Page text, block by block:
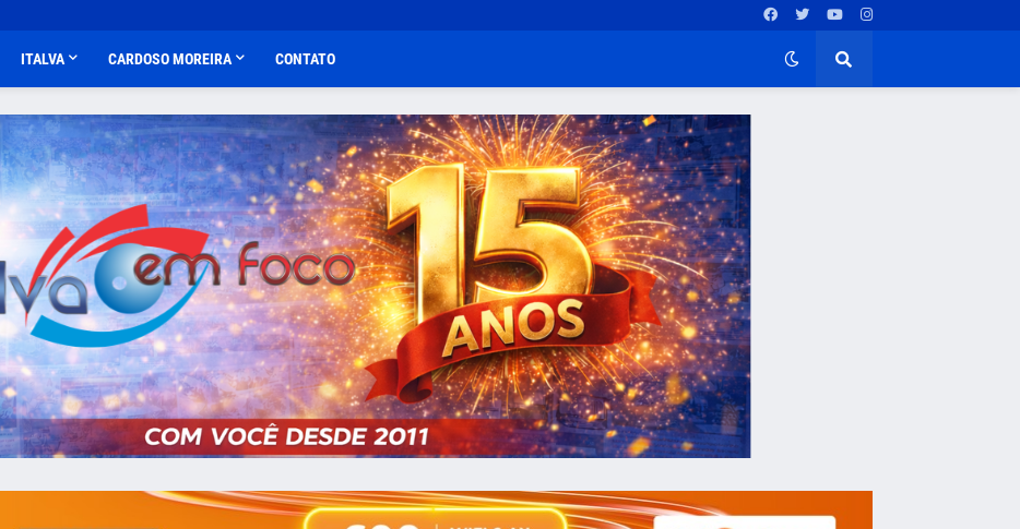
ITALVA CARDOSO MOREIRA CONTATO